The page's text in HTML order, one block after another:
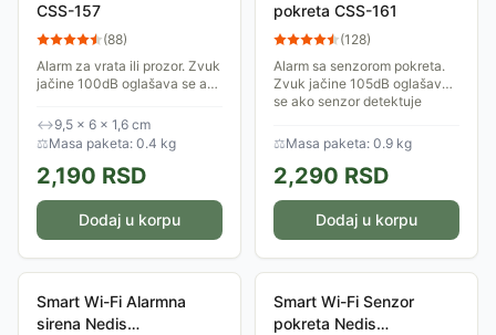
CSS-157
(88)
Alarm za vrata ili prozor. Zvuk
jačine 100dB oglašava se ako
magneta. Alarm dolazi sa dva
daljinska upravljača. Brzo i...
↔9,5 × 6 × 1,6 cm
⚖Masa paketa: 0.4 kg
2,190 RSD
Dodaj u korpu
pokreta CSS-161
(128)
Alarm sa senzorom pokreta.
Zvuk jačine 105dB oglašava
se ako senzor detektuje
Isporučuje se sa daljinskim
upravljačem.
⚖Masa paketa: 0.9 kg
2,290 RSD
Dodaj u korpu
Smart Wi-Fi Alarmna
sirena Nedis
Smart Wi-Fi Senzor
pokreta Nedis